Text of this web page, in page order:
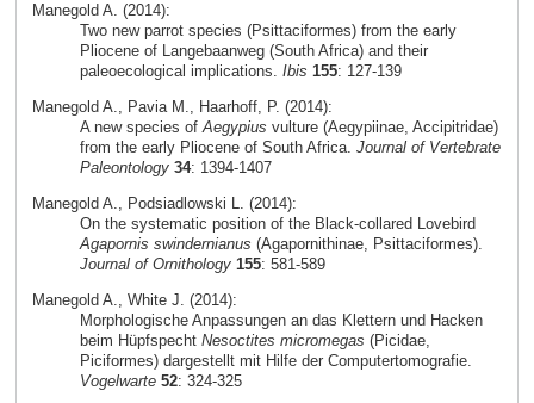
Manegold A. (2014):
Two new parrot species (Psittaciformes) from the early
Pliocene of Langebaanweg (South Africa) and their
paleoecological implications. Ibis 155: 127-139
Manegold A., Pavia M., Haarhoff, P. (2014):
A new species ofAegypius vulture (Aegypiinae, Accipitridae)
from the early Pliocene of South Africa. Journal of Vertebrate
Paleontology 34: 1394-1407
Manegold A., Podsiadlowski L. (2014):
On the systematic position of the Black-collared Lovebird
Agapornis swindernianus (Agapornithinae, Psittaciformes).
Journal of Ornithology 155: 581-589
Manegold A., White J. (2014):
Morphologische Anpassungen an das Klettern und Hacken
beim Hüpfspecht Nesoctites micromegas (Picidae,
Piciformes) dargestellt mit Hilfe der Computertomografie.
Vogelwarte 52: 324-325